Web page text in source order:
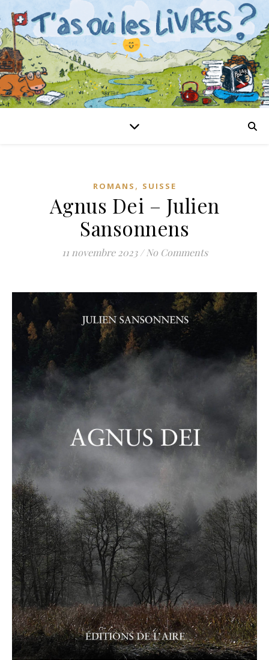
ROMANS , SUISSE
Agnus Dei – Julien
Sansonnens
11 novembre 2023 / No Comments